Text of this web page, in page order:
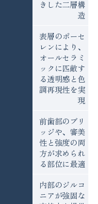
きした二層構
造
表層のポーセ
レンにより、
オールセラミ
ックに匹敵す
る透明感と色
調再現性を実
現
前歯部のブリ
ッジや、審美
性と強度の両
方が求められ
る部位に最適
内部のジルコ
ニアが強固な